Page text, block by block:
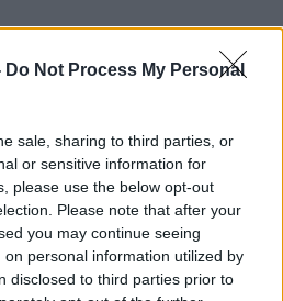
Do Not Process My Personal
sale, sharing to third parties, or
or sensitive information for
please use the below opt-out
Please note that after your
you may continue seeing
personal information utilized by
disclosed to third parties prior to
wyraźnym faworytem
jak trudno będzie
jej zwycięstwo, jeśli